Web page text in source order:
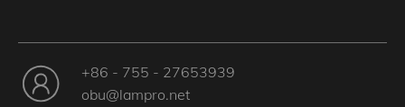
+86 - 755 - 27653939
obu@lampro.net